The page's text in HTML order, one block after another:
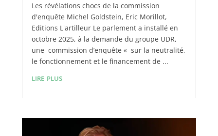
Les révélations chocs de la commission
d'enquête Michel Goldstein, Eric Morillot,
Editions L'artilleur Le parlement a installé en
octobre 2025, à la demande du groupe UDR,
une commission d’enquête « sur la neutralité,
le fonctionnement et le financement de ...
lire plus